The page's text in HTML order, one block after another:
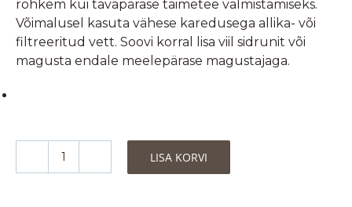
rohkem kui tavapärase taimetee valmistamiseks.
Võimalusel kasuta vähese karedusega allika- või
filtreeritud vett. Soovi korral lisa viil sidrunit või
magusta endale meelepärase magustajaga.
Yerba
LISA KORVI